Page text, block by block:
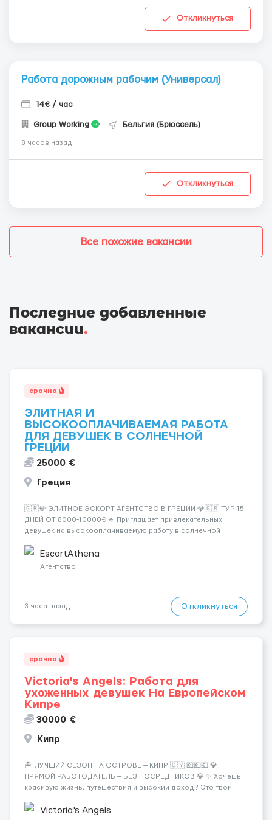
Откликнуться
Работа дорожным рабочим (Универсал)
14€ / час
Group Working Бельгия (Брюссель)
8 часов назад
Откликнуться
Все похожие вакансии
Последние добавленные
вакансии.
срочно
ЭЛИТНАЯ И
ВЫСОКООПЛАЧИВАЕМАЯ РАБОТА
ДЛЯ ДЕВУШЕК В СОЛНЕЧНОЙ
ГРЕЦИИ
25000 €
Греция
🇬🇷💎 ЭЛИТНОЕ ЭСКОРТ-АГЕНТСТВО В ГРЕЦИИ 💎🇬🇷 ТУР 15
ДНЕЙ ОТ 8000-10000€ 🔹 Приглашает привлекательных
девушек на высокооплачиваемую работу в солнечной
хорошие деньги 💶 — это предложение для тебя! 🔹
Требования: ✔️ Возраст от ...
EscortAthena
Агентство
3 часа назад Откликнуться
срочно
Victoria's Angels: Работа для
ухоженных девушек На Европейском
Кипре
30000 €
Кипр
🏝️ ЛУЧШИЙ СЕЗОН НА ОСТРОВЕ — КИПР 🇨🇾 💶💶💶 💎
ПРЯМОЙ РАБОТОДАТЕЛЬ — БЕЗ ПОСРЕДНИКОВ 💎 ✨ Хочешь
красивую жизнь, путешествия и высокий доход? Это твой
Опытная команда с годами практики — Стабильный поток
Victoria's Angels